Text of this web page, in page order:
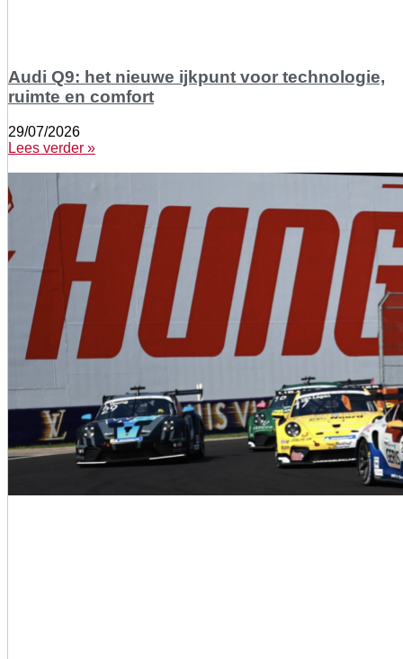
Audi Q9: het nieuwe ijkpunt voor technologie,
ruimte en comfort
29/07/2026
Lees verder »